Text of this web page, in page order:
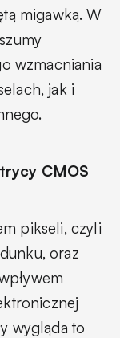
migawką. W
wzmacniania
jak i
CMOS
pikseli, czyli
oraz
wygląda to